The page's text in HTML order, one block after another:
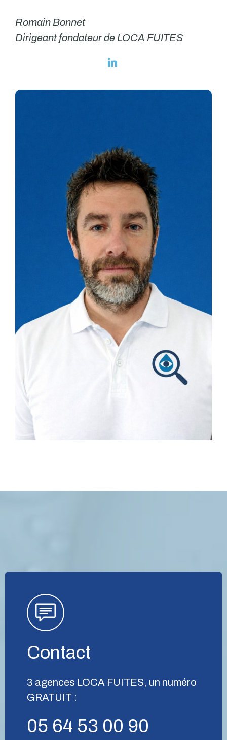
Romain Bonnet
Dirigeant fondateur de LOCA FUITES
Contact
3 agences LOCA FUITES, un numéro
GRATUIT :
05 64 53 00 90